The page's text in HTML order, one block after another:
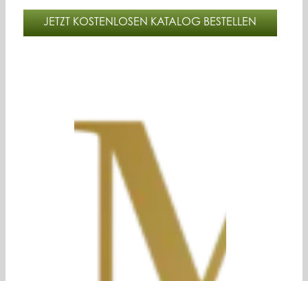
JETZT KOSTENLOSEN KATALOG BESTELLEN